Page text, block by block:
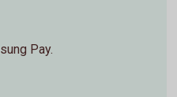
Pay.